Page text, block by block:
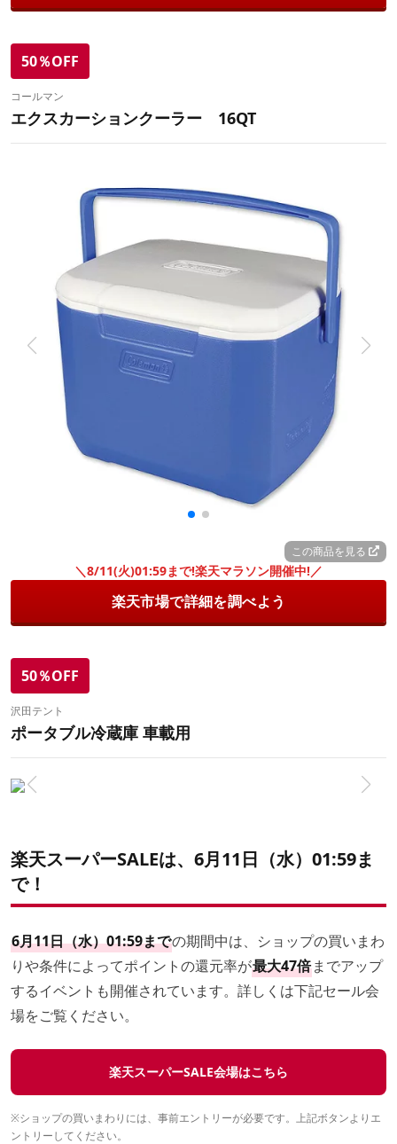
50％OFF
コールマン
エクスカーションクーラー 16QT
この商品を見る
＼8/11(火)01:59まで!楽天マラソン開催中!／
楽天市場で詳細を調べよう
50％OFF
沢田テント
ポータブル冷蔵庫 車載用
楽天スーパーSALEは、6月11日（水）01:59ま
で！
6月11日（水）01:59までの期間中は、ショップの買いまわ
りや条件によってポイントの還元率が最大47倍までアップ
するイベントも開催されています。詳しくは下記セール会
場をご覧ください。
楽天スーパーSALE会場はこちら
※ショップの買いまわりには、事前エントリーが必要です。上記ボタンよりエ
ントリーしてください。